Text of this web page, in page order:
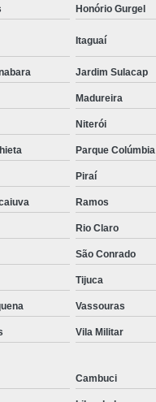
Mobiliario Tecnico
para Plataforma
Suporte para Monitor
Honório Gurgel
Itaguaí
Jardim Sulacap
Madureira
Niterói
Parque Colúmbia
Piraí
Ramos
Rio Claro
São Conrado
Tijuca
Vassouras
Vila Militar
Cambuci